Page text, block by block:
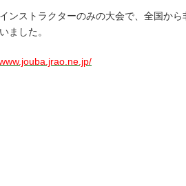
ンストラクターのみの大会で、全国から
ました。